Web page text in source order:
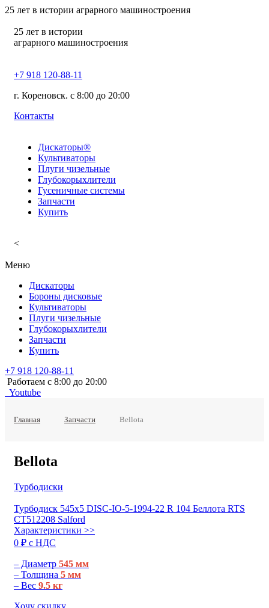
25 лет в истории аграрного машиностроения
25 лет в истории
аграрного машиностроения
+7 918 120-88-11
г. Кореновск. c 8:00 до 20:00
Контакты
Дискаторы®
Культиваторы
Плуги чизельные
Глубокорыхлители
Гусеничные системы
Запчасти
Купить
<
Меню
Дискаторы
Бороны дисковые
Культиваторы
Плуги чизельные
Глубокорыхлители
Запчасти
Купить
+7 918 120-88-11
Работаем c 8:00 до 20:00
Youtube
Главная Запчасти Bellota
Bellota
Турбодиски
Турбодиск 545х5 DISC-IO-5-1994-22 R 104 Беллота RTS
CT512208 Salford
Характеристики >>
0 ₽ c НДС
– Диаметр 545 мм
– Толщина 5 мм
– Вес 9.5 кг
Хочу скидку